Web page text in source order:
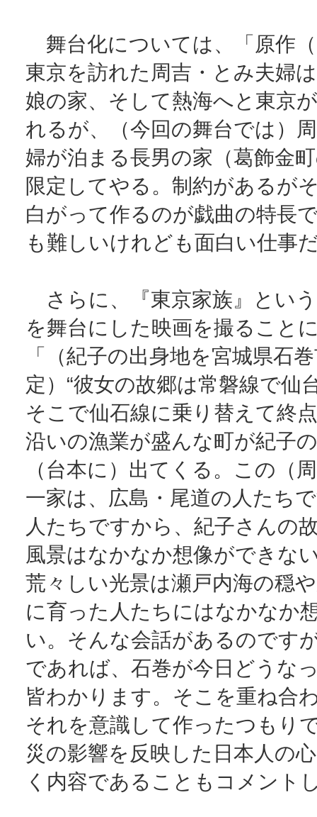
舞台化については、「原作
東京を訪れた周吉・とみ夫婦
娘の家、そして熱海へと東京
れるが、（今回の舞台では）
婦が泊まる長男の家（葛飾金
限定してやる。制約があるが
白がって作るのが戯曲の特長
も難しいけれども面白い仕事
さらに、『東京家族』とい
を舞台にした映画を撮ること
「（紀子の出身地を宮城県石
定）“彼女の故郷は常磐線で仙
そこで仙石線に乗り替えて終
沿いの漁業が盛んな町が紀子
（台本に）出てくる。この（
一家は、広島・尾道の人たち
人たちですから、紀子さんの
風景はなかなか想像ができな
荒々しい光景は瀬戸内海の穏
に育った人たちにはなかなか
い。そんな会話があるのです
であれば、石巻が今日どうな
皆わかります。そこを重ね合
それを意識して作ったつもり
災の影響を反映した日本人の
く内容であることもコメント